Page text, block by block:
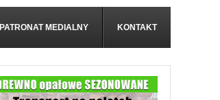
PATRONAT MEDIALNY KONTAKT